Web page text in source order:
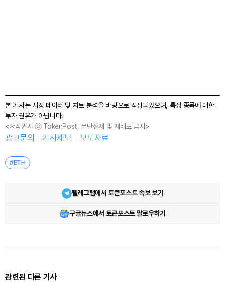
본 기사는 시장 데이터 및 차트 분석을 바탕으로 작성되었으며, 특정 종목에 대한
투자 권유가 아닙니다.
<저작권자 ⓒ TokenPost, 무단전재 및 재배포 금지>
광고문의 기사제보 보도자료
#ETH
텔레그램에서 토큰포스트 속보 보기
구글뉴스에서 토큰포스트 팔로우하기
관련된 다른 기사